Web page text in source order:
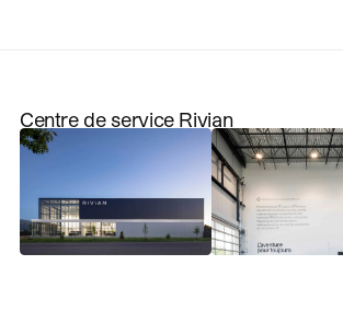
Centre de service Rivian